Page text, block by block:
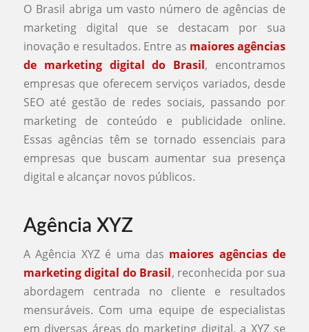
O Brasil abriga um vasto número de agências de
marketing digital que se destacam por sua
inovação e resultados. Entre as maiores agências
de marketing digital do Brasil, encontramos
empresas que oferecem serviços variados, desde
SEO até gestão de redes sociais, passando por
marketing de conteúdo e publicidade online.
Essas agências têm se tornado essenciais para
empresas que buscam aumentar sua presença
digital e alcançar novos públicos.
Agência XYZ
A Agência XYZ é uma das maiores agências de
marketing digital do Brasil, reconhecida por sua
abordagem centrada no cliente e resultados
mensuráveis. Com uma equipe de especialistas
em diversas áreas do marketing digital, a XYZ se